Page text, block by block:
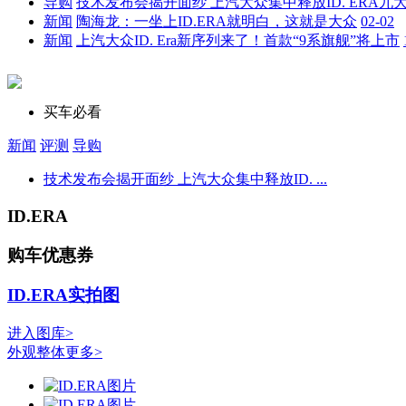
新闻 陶海龙：一坐上ID.ERA就明白，这就是大众 02-02
新闻
上汽大众ID. Era新序列来了！首款“9系旗舰”将上市
买车必看
新闻 评测 导购
技术发布会揭开面纱 上汽大众集中释放ID. ...
ID.ERA
购车优惠券
ID.ERA实拍图
进入图库>
外观整体更多>